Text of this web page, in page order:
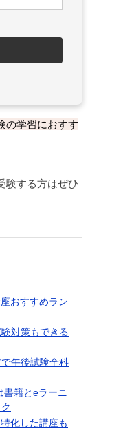
の学習におすす
験する方はぜひ
おすすめラン
対策もできる
午後試験全科
書籍とeラーニ
化した講座も